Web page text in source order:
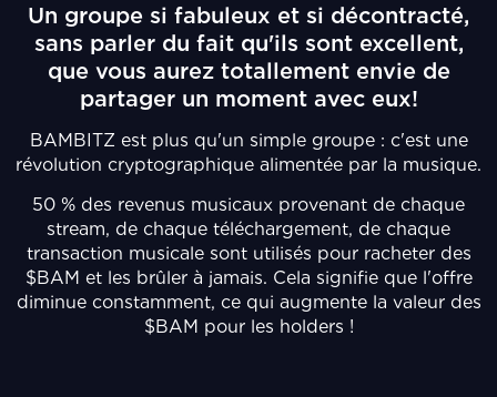
Un groupe si fabuleux et si décontracté,
sans parler du fait qu'ils sont excellent,
que vous aurez totallement envie de
partager un moment avec eux!
BAMBITZ est plus qu'un simple groupe : c'est une
révolution cryptographique alimentée par la musique.
50 % des revenus musicaux provenant de chaque
stream, de chaque téléchargement, de chaque
transaction musicale sont utilisés pour racheter des
$BAM et les brûler à jamais. Cela signifie que l'offre
diminue constamment, ce qui augmente la valeur des
$BAM pour les holders !